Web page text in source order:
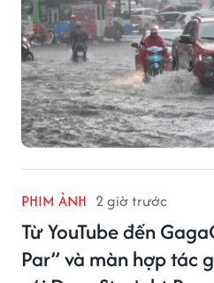
PHIM ẢNH 2 giờ trước
Từ YouTube đến
Par” và màn hợp tác